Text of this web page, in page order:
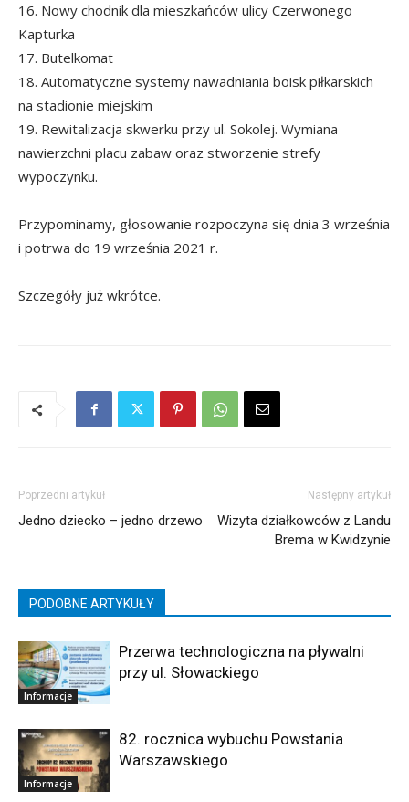
16. Nowy chodnik dla mieszkańców ulicy Czerwonego
Kapturka
17. Butelkomat
18. Automatyczne systemy nawadniania boisk piłkarskich
na stadionie miejskim
19. Rewitalizacja skwerku przy ul. Sokolej. Wymiana
nawierzchni placu zabaw oraz stworzenie strefy
wypoczynku.
Przypominamy, głosowanie rozpoczyna się dnia 3 września
i potrwa do 19 września 2021 r.
Szczegóły już wkrótce.
Poprzedni artykuł
Jedno dziecko – jedno drzewo
Następny artykuł
Wizyta działkowców z Landu
Brema w Kwidzynie
PODOBNE ARTYKUŁY
Informacje
Przerwa technologiczna na pływalni
przy ul. Słowackiego
Informacje
82. rocznica wybuchu Powstania
Warszawskiego